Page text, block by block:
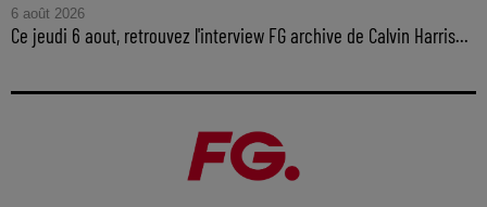
6 août 2026
Ce jeudi 6 aout, retrouvez l'interview FG archive de Calvin Harris...